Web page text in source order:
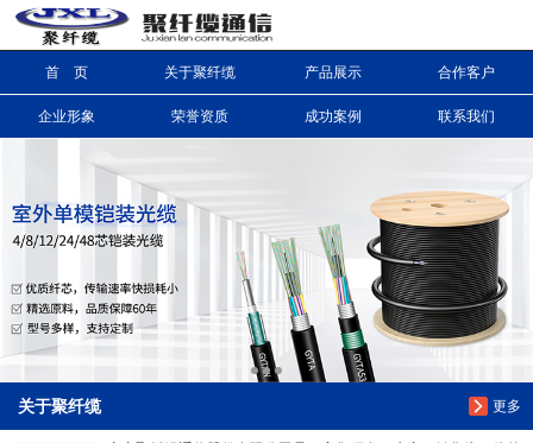
首 页 关于聚纤缆 产品展示 合作客户
企业形象 荣誉资质 成功案例 联系我们
更多
关于聚纤缆
信息搜索
搜索